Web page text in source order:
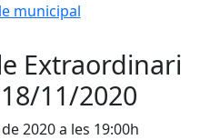
municipal
Extraordinari
11/2020
2020 a les 19:00h